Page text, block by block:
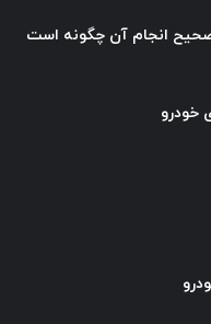
انجام آن چگونه است
خودرو